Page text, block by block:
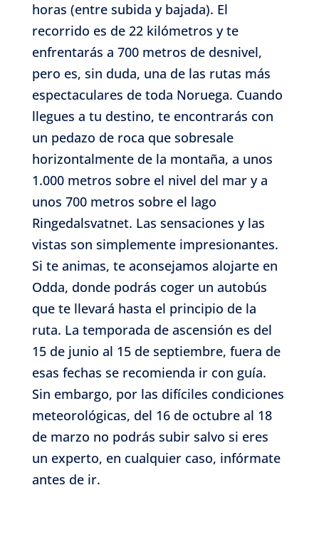
horas (entre subida y bajada). El
recorrido es de 22 kilómetros y te
enfrentarás a 700 metros de desnivel,
pero es, sin duda, una de las rutas más
espectaculares de toda Noruega. Cuando
llegues a tu destino, te encontrarás con
un pedazo de roca que sobresale
horizontalmente de la montaña, a unos
1.000 metros sobre el nivel del mar y a
unos 700 metros sobre el lago
Ringedalsvatnet. Las sensaciones y las
vistas son simplemente impresionantes.
Si te animas, te aconsejamos alojarte en
Odda, donde podrás coger un autobús
que te llevará hasta el principio de la
ruta. La temporada de ascensión es del
15 de junio al 15 de septiembre, fuera de
esas fechas se recomienda ir con guía.
Sin embargo, por las difíciles condiciones
meteorológicas, del 16 de octubre al 18
de marzo no podrás subir salvo si eres
un experto, en cualquier caso, infórmate
antes de ir.